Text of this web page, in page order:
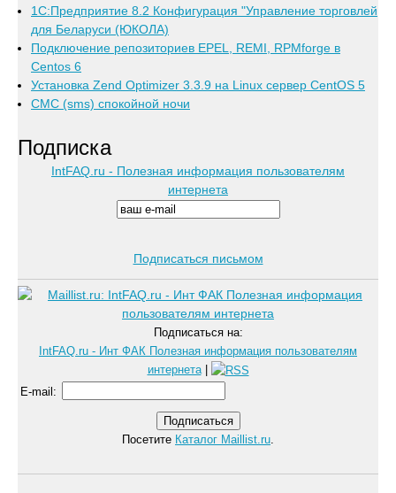
1С:Предприятие 8.2 Конфигурация "Управление торговлей
для Беларуси (ЮКОЛА)
Подключение репозиториев EPEL, REMI, RPMforge в
Centos 6
Установка Zend Optimizer 3.3.9 на Linux сервер CentOS 5
СМС (sms) спокойной ночи
Подписка
IntFAQ.ru - Полезная информация пользователям
интернета
Подписаться письмом
Подписаться на:
IntFAQ.ru - Инт ФАК Полезная информация пользователям
интернета|
E-mail :
Посетите Каталог Maillist.ru.